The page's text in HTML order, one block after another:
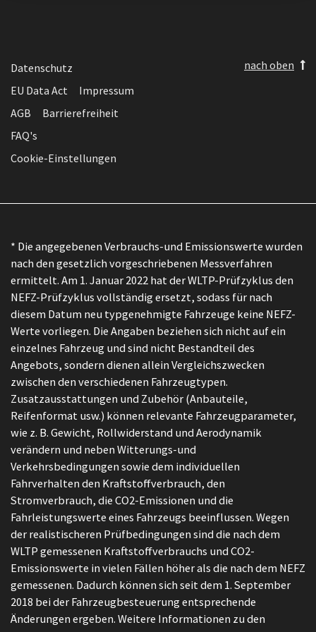
Datenschutz
EU Data Act
Impressum
AGB
Barrierefreiheit
FAQ's
Cookie-Einstellungen
nach oben
* Die angegebenen Verbrauchs-und Emissionswerte wurden
nach den gesetzlich vorgeschriebenen Messverfahren
ermittelt. Am 1. Januar 2022 hat der WLTP-Prüfzyklus den
NEFZ-Prüfzyklus vollständig ersetzt, sodass für nach
diesem Datum neu typgenehmigte Fahrzeuge keine NEFZ-
Werte vorliegen. Die Angaben beziehen sich nicht auf ein
einzelnes Fahrzeug und sind nicht Bestandteil des
Angebots, sondern dienen allein Vergleichszwecken
zwischen den verschiedenen Fahrzeugtypen.
Zusatzausstattungen und Zubehör (Anbauteile,
Reifenformat usw.) können relevante Fahrzeugparameter,
wie z. B. Gewicht, Rollwiderstand und Aerodynamik
verändern und neben Witterungs-und
Verkehrsbedingungen sowie dem individuellen
Fahrverhalten den Kraftstoffverbrauch, den
Stromverbrauch, die CO2-Emissionen und die
Fahrleistungswerte eines Fahrzeugs beeinflussen. Wegen
der realistischeren Prüfbedingungen sind die nach dem
WLTP gemessenen Kraftstoffverbrauchs und CO2-
Emissionswerte in vielen Fällen höher als die nach dem NEFZ
gemessenen. Dadurch können sich seit dem 1. September
2018 bei der Fahrzeugbesteuerung entsprechende
Änderungen ergeben. Weitere Informationen zu den